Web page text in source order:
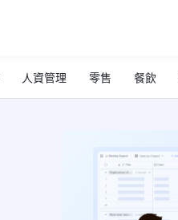
人資管理 零售 餐飲